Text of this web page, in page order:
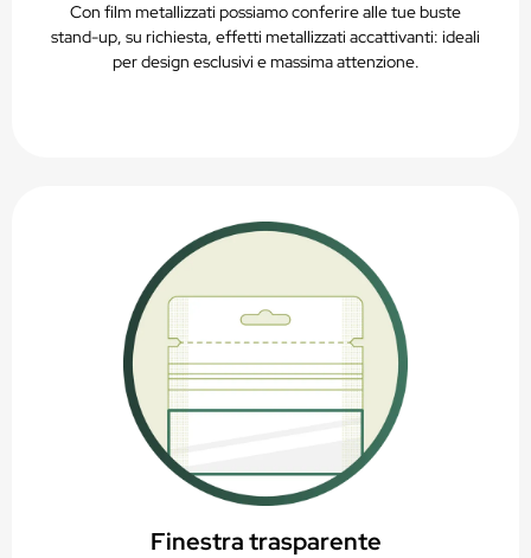
Con film metallizzati possiamo conferire alle tue buste
stand-up, su richiesta, effetti metallizzati accattivanti: ideali
per design esclusivi e massima attenzione.
Finestra trasparente